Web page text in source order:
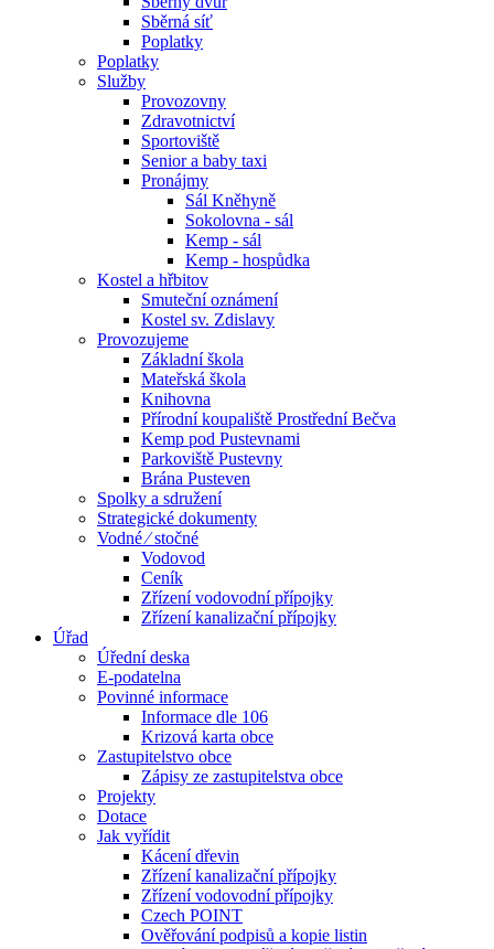
Sběrná síť
Poplatky
Poplatky
Služby
Provozovny
Zdravotnictví
Sportoviště
Senior a baby taxi
Pronájmy
Sál Kněhyně
Sokolovna - sál
Kemp - sál
Kemp - hospůdka
Kostel a hřbitov
Smuteční oznámení
Kostel sv. Zdislavy
Provozujeme
Základní škola
Mateřská škola
Knihovna
Přírodní koupaliště Prostřední Bečva
Kemp pod Pustevnami
Parkoviště Pustevny
Brána Pusteven
Spolky a sdružení
Strategické dokumenty
Vodné ⁄ stočné
Vodovod
Ceník
Zřízení vodovodní přípojky
Zřízení kanalizační přípojky
Úřad
Úřední deska
E-podatelna
Povinné informace
Informace dle 106
Krizová karta obce
Zastupitelstvo obce
Zápisy ze zastupitelstva obce
Projekty
Dotace
Jak vyřídit
Kácení dřevin
Zřízení kanalizační přípojky
Zřízení vodovodní přípojky
Czech POINT
Ověřování podpisů a kopie listin